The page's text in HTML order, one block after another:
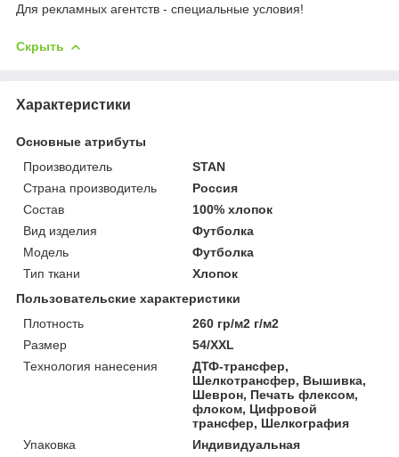
Для рекламных агентств - специальные условия!
Скрыть
Характеристики
Основные атрибуты
Производитель
STAN
Страна производитель
Россия
Состав
100% хлопок
Вид изделия
Футболка
Мoдель
Футболка
Тип ткани
Хлопок
Пользовательские характеристики
Плотность
260 гр/м2 г/м2
Размер
54/XXL
Технология нанесения
ДТФ-трансфер,
Шелкотрансфер, Вышивка,
Шеврон, Печать флексом,
флоком, Цифровой
трансфер, Шелкография
Упаковка
Индивидуальная